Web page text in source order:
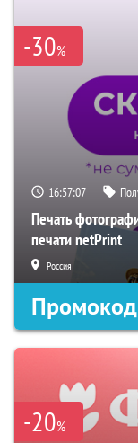
-30%
16:57:06
Печать
печати netPrint
Россия
Промокод
-20%